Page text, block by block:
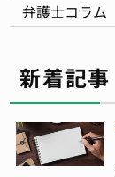
弁護士コラム
新着記事